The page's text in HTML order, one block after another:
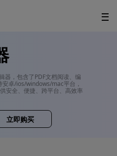
器，包含了PDF文档阅读、编
卓/ios/windows/mac平台，
安全、便捷、跨平台、高效率
立即购买